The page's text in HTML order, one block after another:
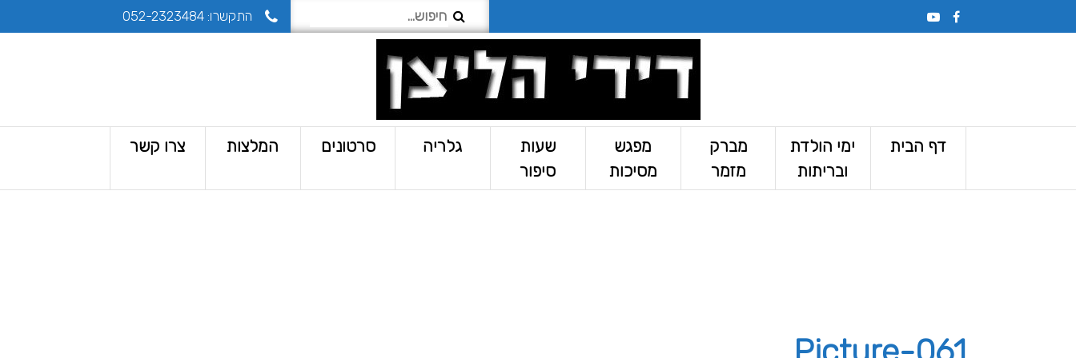
התקשרו: 052-2323484
דף הבית
ימי הולדת
ובריתות
מברק
מזמר
מפגש
מסיכות
שעות
סיפור
גלריה סרטונים המלצות צרו קשר